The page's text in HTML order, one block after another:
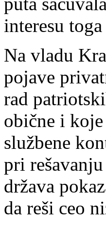
interesu
Na vladu
pojave
rad
obične i
službene
pri
država
da reši ceo